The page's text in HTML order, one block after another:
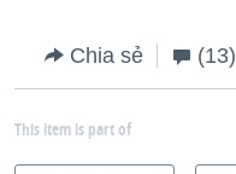
Chia sẻ (13)
This item is part of